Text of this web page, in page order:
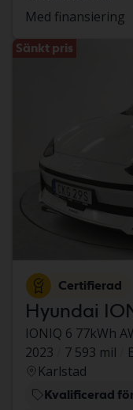
Med finansiering
Sänkt pris
Certifierad
Hyundai
IONIQ 6 77kWh
2023
7 593 mil
Karlstad
Kvalificerad